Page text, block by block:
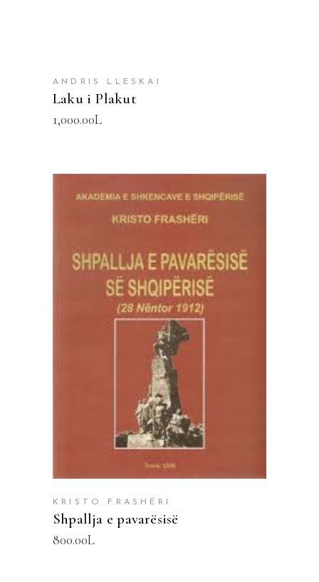
ANDRIS LLESKAI
Laku i Plakut
1,000.00L
SHTOJE NË SHPORTË
KRISTO FRASHËRI
Shpallja e pavarësisë
800.00L